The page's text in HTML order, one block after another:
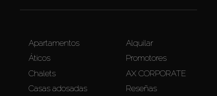
Apartamentos
Áticos
Chalets
Casas adosadas
Alquilar
Promotores
AX CORPORATE
Reseñas